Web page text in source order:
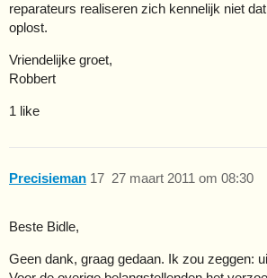
reparateurs realiseren zich kennelijk niet
oplost.
Vriendelijke groet,
Robbert
1 like
Precisieman 27 maart 2011 om 08:30
17
Beste Bidle,
Geen dank, graag gedaan. Ik zou zeggen: